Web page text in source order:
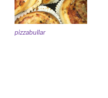
pizzabullar